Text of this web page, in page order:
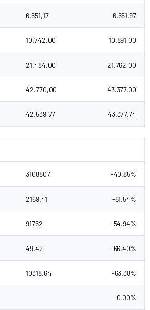
6.651,17 6.651,97
10.742,00 10.891,00
21.484,00 21.762,00
42.770,00 43.377,00
42.539,77 43.377,74
3108807 -40.85%
2169.41 -61.54%
91762 -54.94%
49.42 -66.40%
10318.64 -63.38%
0.00%